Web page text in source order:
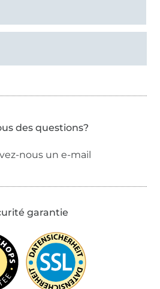
des questions?
nous un e-mail
garantie